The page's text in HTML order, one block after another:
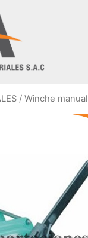
/ Winche